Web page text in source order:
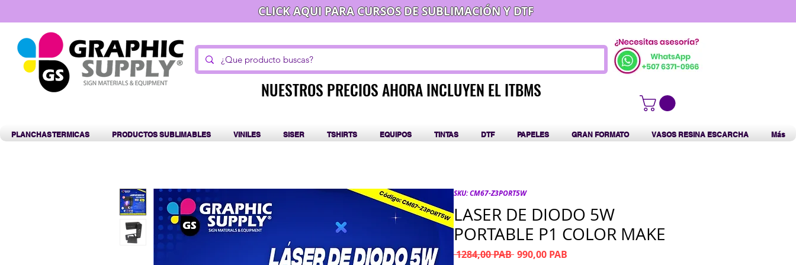
CLICK AQUI PARA CURSOS DE SUBLIMACIÓN Y DTF
NUESTROS PRECIOS AHORA INCLUYEN EL ITBMS
NUESTROS PRECIOS AHORA INCLUYEN EL ITBMS
PLANCHAS TERMICAS PRODUCTOS SUBLIMABLES VINILES SISER TSHIRTS EQUIPOS TINTAS DTF PAPELES GRAN FORMATO VASOS RESINA ESCARCHA Más
SKU: CM67-Z3PORT5W
LASER DE DIODO 5W
PORTABLE P1 COLOR MAKE
1284,00 PAB Precio
990,00 PAB